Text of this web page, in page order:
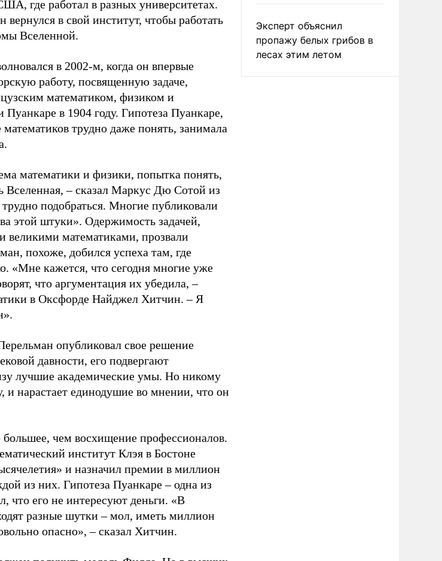
где работал в разных университетах.
в свой институт, чтобы работать
Вселенной.
в 2002-м, когда он впервые
работу, посвященную задаче,
математиком, физиком и
в 1904 году. Гипотеза Пуанкаре,
трудно даже понять, занимала
математики и физики, попытка понять,
– сказал Маркус Дю Сотой из
подобраться. Многие публиковали
этой штуки». Одержимость задачей,
великими математиками, прозвали
похоже, добился успеха там, где
«Мне кажется, что сегодня многие уже
что аргументация их убедила, –
в Оксфорде Найджел Хитчин. – Я
опубликовал свое решение
давности, его подвергают
лучшие академические умы. Но никому
и нарастает единодушие во мнении, что он
большее, чем восхищение профессионалов.
институт Клэя в Бостоне
и назначил премии в миллион
из них. Гипотеза Пуанкаре – одна из
что его не интересуют деньги. «В
разные шутки – мол, иметь миллион
опасно», – сказал Хитчин.
Эксперт объяснил
пропажу белых грибов в
лесах этим летом